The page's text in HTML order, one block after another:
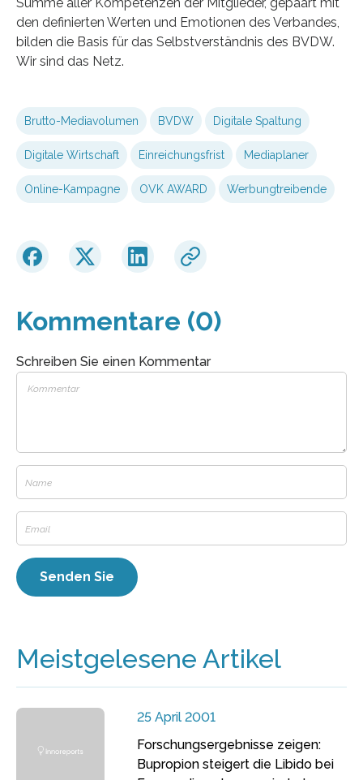
den definierten Werten und Emotionen des Verbandes,
bilden die Basis für das Selbstverständnis des BVDW.
Wir sind das Netz.
Brutto-Mediavolumen BVDW Digitale Spaltung
Digitale Wirtschaft Einreichungsfrist Mediaplaner
Online-Kampagne OVK AWARD Werbungtreibende
Kommentare (0)
Schreiben Sie einen Kommentar
Meistgelesene Artikel
25 April 2001
Forschungsergebnisse zeigen:
Bupropion steigert die Libido bei